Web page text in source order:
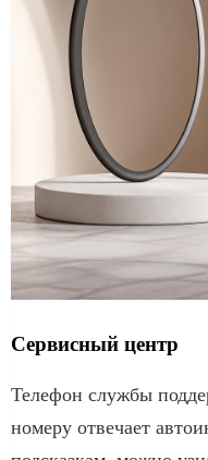
Сервисный центр
Телефон службы
номеру отвечает